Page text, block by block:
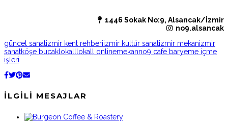
1446 Sokak No:9, Alsancak/İzmir
no9.alsancak
güncel sanatizmir kent rehberiizmir kültür sanatizmir mekanizmir
sanatköşe bucaklokalllokall onlinemekanno9 cafe baryeme içme
işleri
İLGILI MESAJLAR